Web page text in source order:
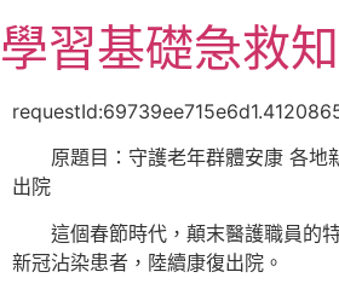
至
主
學習基礎急救
原題目：守護老年群體安康 各地
出院
這個春節時代，顛末醫護職員的
新冠沾染患者，陸續康復出院。